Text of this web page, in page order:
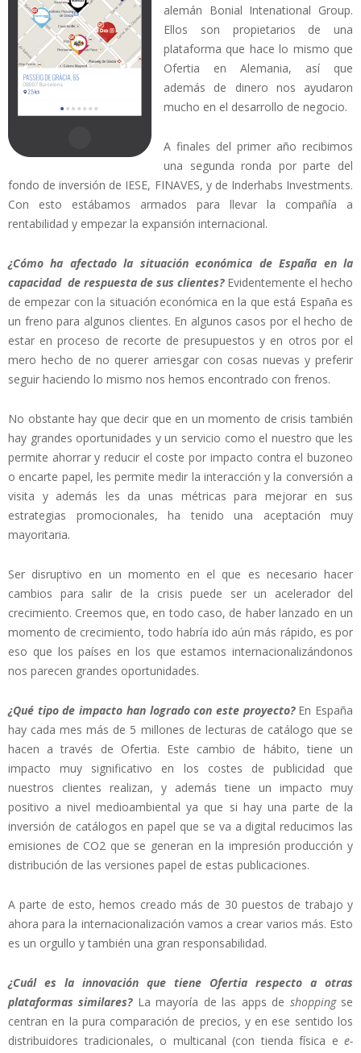
alemán Bonial Intenational Group.
Ellos son propietarios de una
plataforma que hace lo mismo que
Ofertia en Alemania, así que
además de dinero nos ayudaron
mucho en el desarrollo de negocio.
A finales del primer año recibimos
una segunda ronda por parte del
fondo de inversión de IESE, FINAVES, y de Inderhabs Investments.
Con esto estábamos armados para llevar la compañía a
rentabilidad y empezar la expansión internacional.
¿Cómo ha afectado la situación económica de España en la
capacidad de respuesta de sus clientes? Evidentemente el hecho
de empezar con la situación económica en la que está España es
un freno para algunos clientes. En algunos casos por el hecho de
estar en proceso de recorte de presupuestos y en otros por el
mero hecho de no querer arriesgar con cosas nuevas y preferir
seguir haciendo lo mismo nos hemos encontrado con frenos.
No obstante hay que decir que en un momento de crisis también
hay grandes oportunidades y un servicio como el nuestro que les
permite ahorrar y reducir el coste por impacto contra el buzoneo
o encarte papel, les permite medir la interacción y la conversión a
visita y además les da unas métricas para mejorar en sus
estrategias promocionales, ha tenido una aceptación muy
mayoritaria.
Ser disruptivo en un momento en el que es necesario hacer
cambios para salir de la crisis puede ser un acelerador del
crecimiento. Creemos que, en todo caso, de haber lanzado en un
momento de crecimiento, todo habría ido aún más rápido, es por
eso que los países en los que estamos internacionalizándonos
nos parecen grandes oportunidades.
¿Qué tipo de impacto han logrado con este proyecto? En España
hay cada mes más de 5 millones de lecturas de catálogo que se
hacen a través de Ofertia. Este cambio de hábito, tiene un
impacto muy significativo en los costes de publicidad que
nuestros clientes realizan, y además tiene un impacto muy
positivo a nivel medioambiental ya que si hay una parte de la
inversión de catálogos en papel que se va a digital reducimos las
emisiones de CO2 que se generan en la impresión producción y
distribución de las versiones papel de estas publicaciones.
A parte de esto, hemos creado más de 30 puestos de trabajo y
ahora para la internacionalización vamos a crear varios más. Esto
es un orgullo y también una gran responsabilidad.
¿Cuál es la innovación que tiene Ofertia respecto a otras
plataformas similares? La mayoría de las apps de shoppingse
centran en la pura comparación de precios, y en ese sentido los
distribuidores tradicionales, o multicanal (con tienda física e e-